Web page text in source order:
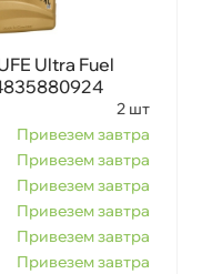
Ultra Fuel
2 шт
Привезем завтра
Привезем завтра
Привезем завтра
Привезем завтра
Привезем завтра
Привезем завтра